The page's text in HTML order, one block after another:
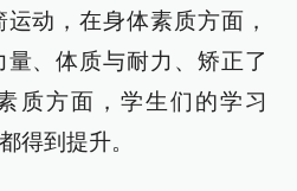
动，在身体素质方面，
、体质与耐力、矫正了
质方面，学生们的学习
得到提升。